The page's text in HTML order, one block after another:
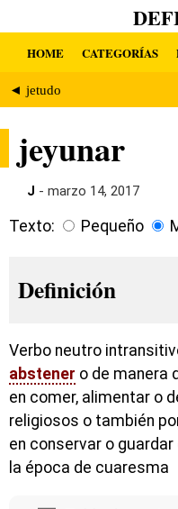
HOME CATEGORÍAS
◄ jetudo
jeyunar
J - marzo 14, 2017
Texto: Pequeño
Definición
Verbo neutro
abstener o de manera
en comer, alimentar o
religiosos o también
en conservar o guardar
la época de cuaresma